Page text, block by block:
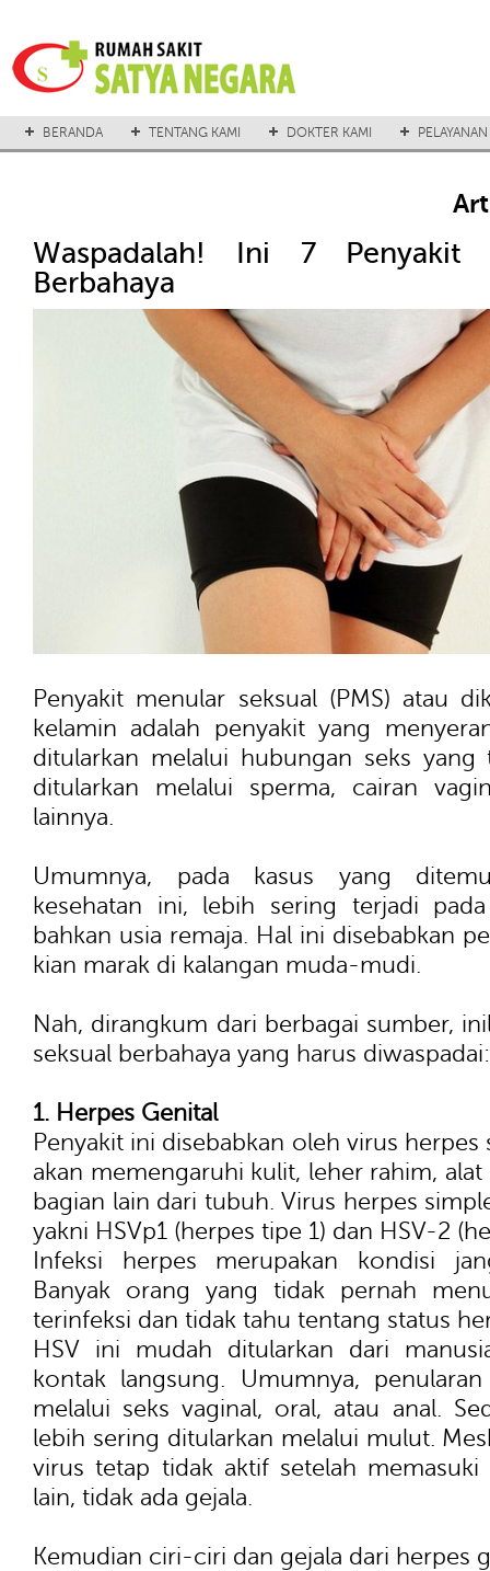
BERANDA TENTANG KAMI DOKTER KAMI PELAYANAN
Waspadalah! Ini 7 Penyakit
Berbahaya
Penyakit menular seksual (PMS) atau
kelamin adalah penyakit yang
ditularkan melalui hubungan seks
ditularkan melalui sperma, cairan
lainnya.
Umumnya, pada kasus yang
kesehatan ini, lebih sering terjadi
bahkan usia remaja. Hal ini disebabkan
kian marak di kalangan muda-mudi.
Nah, dirangkum dari berbagai sumber,
seksual berbahaya yang harus diwaspadai:
1. Herpes Genital
Penyakit ini disebabkan oleh virus herpes
akan memengaruhi kulit, leher rahim,
bagian lain dari tubuh. Virus herpes
yakni HSVp1 (herpes tipe 1) dan HSV-2
Infeksi herpes merupakan kondisi
Banyak orang yang tidak pernah
terinfeksi dan tidak tahu tentang status
HSV ini mudah ditularkan dari
kontak langsung. Umumnya,
melalui seks vaginal, oral, atau anal.
lebih sering ditularkan melalui mulut.
virus tetap tidak aktif setelah memasuki
lain, tidak ada gejala.
Kemudian ciri-ciri dan gejala dari herpes